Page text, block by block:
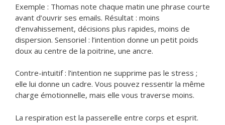
Exemple : Thomas note chaque matin une phrase courte
avant d’ouvrir ses emails. Résultat : moins
d’envahissement, décisions plus rapides, moins de
dispersion. Sensoriel : l’intention donne un petit poids
doux au centre de la poitrine, une ancre.
Contre-intuitif : l’intention ne supprime pas le stress ;
elle lui donne un cadre. Vous pouvez ressentir la même
charge émotionnelle, mais elle vous traverse moins.
La respiration est la passerelle entre corps et esprit.